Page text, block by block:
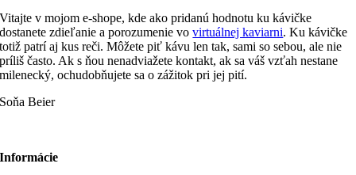
Vitajte v mojom e-shope, kde ako pridanú hodnotu ku kávičke
dostanete zdieľanie a porozumenie vovirtuálnej kaviarni. Ku kávičke
totiž patrí aj kus reči. Môžete piť kávu len tak, sami so sebou, ale nie
príliš často. Ak s ňou nenadviažete kontakt, ak sa váš vzťah nestane
milenecký, ochudobňujete sa o zážitok pri jej pití.
Soňa Beier
Informácie